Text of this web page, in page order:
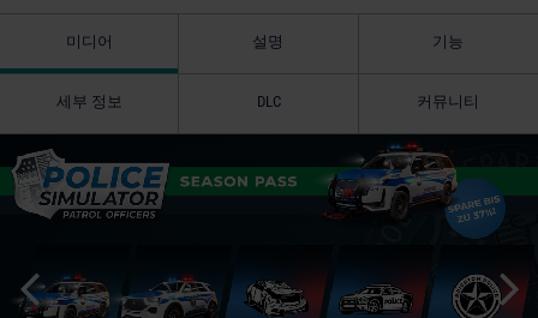
미디어 설명 기능
세부 정보 DLC 커뮤니티